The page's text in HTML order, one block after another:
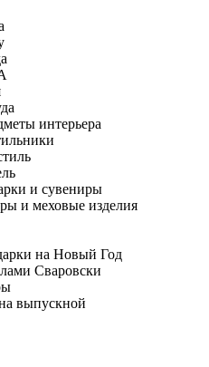
интерьера
и сувениры
и меховые изделия
на Новый Год
Сваровски
выпускной